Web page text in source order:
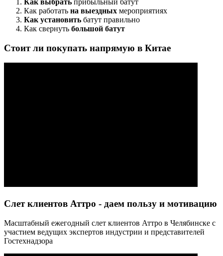
Как выбрать прибыльный батут
Как работать на выездных мероприятиях
Как установить батут правильно
Как свернуть большой батут
Стоит ли покупать напрямую в Китае
Слет клиентов Аттро - даем пользу и мотивацию
Масштабный ежегодный слет клиентов Аттро в Челябинске с
участием ведущих экспертов индустрии и представителей
Гостехнадзора